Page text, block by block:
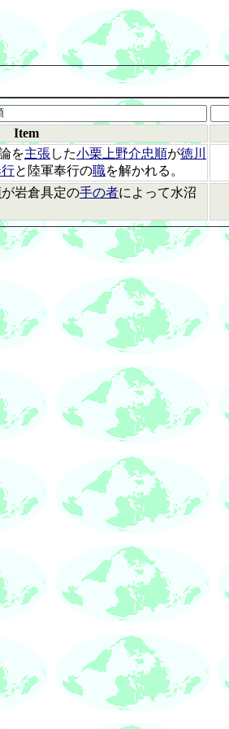
Item
を主張した小栗上野介忠順が徳川
と陸軍奉行の職を解かれる。
が岩倉具定の手の者によって水沼